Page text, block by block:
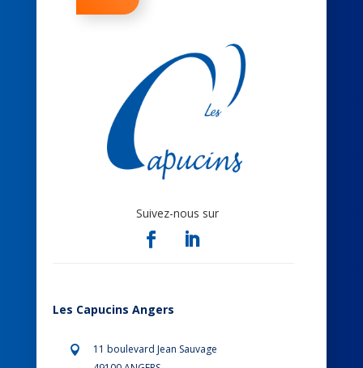
Suivez-nous sur
Les Capucins Angers

11 boulevard Jean Sauvage